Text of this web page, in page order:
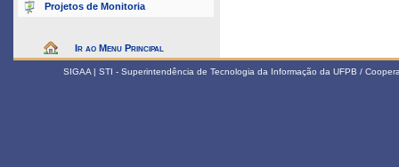
Projetos de Monitoria
Ir ao Menu Principal
SIGAA | STI - Superintendência de Tecnologia da Informação da UFPB /